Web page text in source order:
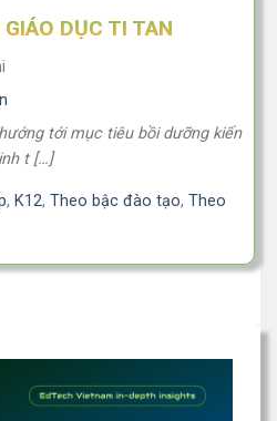
DỤC TI TAN
tới mục tiêu bồi dưỡng kiến
t […]
, K12, Theo bậc đào tạo, Theo